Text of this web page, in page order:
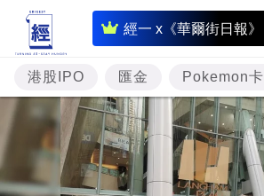
經一 x《華爾街日報》
即
時
財
經
專
題
投
港股IPO 匯金 Pokemon卡